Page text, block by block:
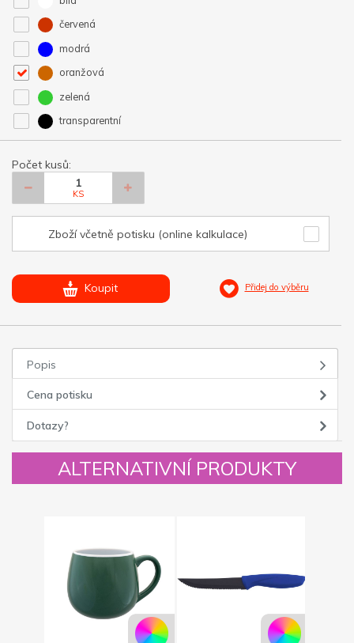
červená
modrá
oranžová
zelená
transparentní
Počet kusů:
KS
Zboží včetně potisku (online kalkulace)
Koupit Přidej do výběru
Popis
Cena potisku
Dotazy?
ALTERNATIVNÍ PRODUKTY